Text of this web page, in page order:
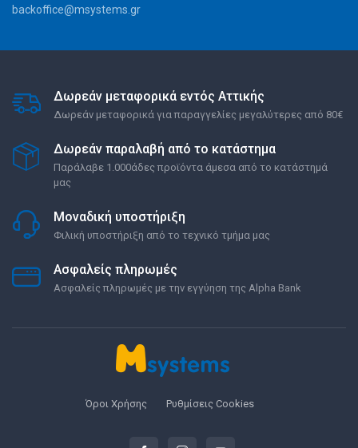
backoffice@msystems.gr
Δωρεάν μεταφορικά εντός Αττικής
Δωρεάν μεταφορικά για παραγγελίες μεγαλύτερες από 80€
Δωρεάν παραλαβή από το κατάστημα
Παράλαβε 1.000άδες προϊόντα άμεσα από το κατάστημά
μας
Μοναδική υποστήριξη
Φιλική υποστήριξη από το τεχνικό τμήμα μας
Ασφαλείς πληρωμές
Ασφαλείς πληρωμές με την εγγύηση της Alpha Bank
Όροι Χρήσης Ρυθμίσεις Cookies